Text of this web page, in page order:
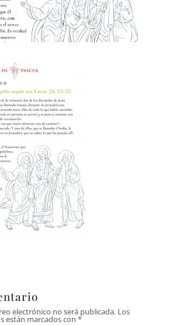
electrónico no será publicada. Los
están marcados con *